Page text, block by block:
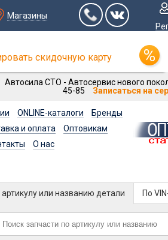
Магазины
скидочную карту
Автосила СТО - Автосервис нового
45-85
Записаться на
ONLINE-каталоги
Бренды
и оплата
Оптовикам
О нас
артикулу или названию детали По